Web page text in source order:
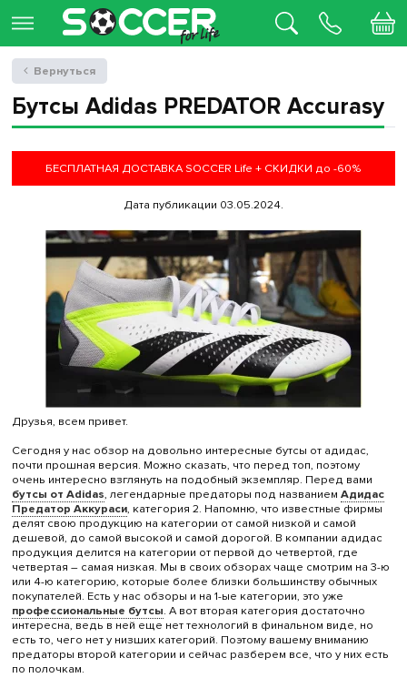
Бутсы Adidas PREDATOR Accurasy
БЕСПЛАТНАЯ ДОСТАВКА SOCCER Life + СКИДКИ до -60%
Дата публикации 03.05.2024.
Друзья, всем привет.
Сегодня у нас обзор на довольно интересные бутсы от адидас,
почти прошная версия. Можно сказать, что перед топ, поэтому
очень интересно взглянуть на подобный экземпляр. Перед вами
бутсы от Adidas, легендарные предаторы под названием Адидас
Предатор Аккураси, категория 2. Напомню, что известные фирмы
делят свою продукцию на категории от самой низкой и самой
дешевой, до самой высокой и самой дорогой. В компании адидас
продукция делится на категории от первой до четвертой, где
четвертая – самая низкая. Мы в своих обзорах чаще смотрим на 3-ю
или 4-ю категорию, которые более близки большинству обычных
покупателей. Есть у нас обзоры и на 1-ые категории, это уже
профессиональные бутсы. А вот вторая категория достаточно
интересна, ведь в ней еще нет технологий в финальном виде, но
есть то, чего нет у низших категорий. Поэтому вашему вниманию
предаторы второй категории и сейчас разберем все, что у них есть
по полочкам.
Вернуться